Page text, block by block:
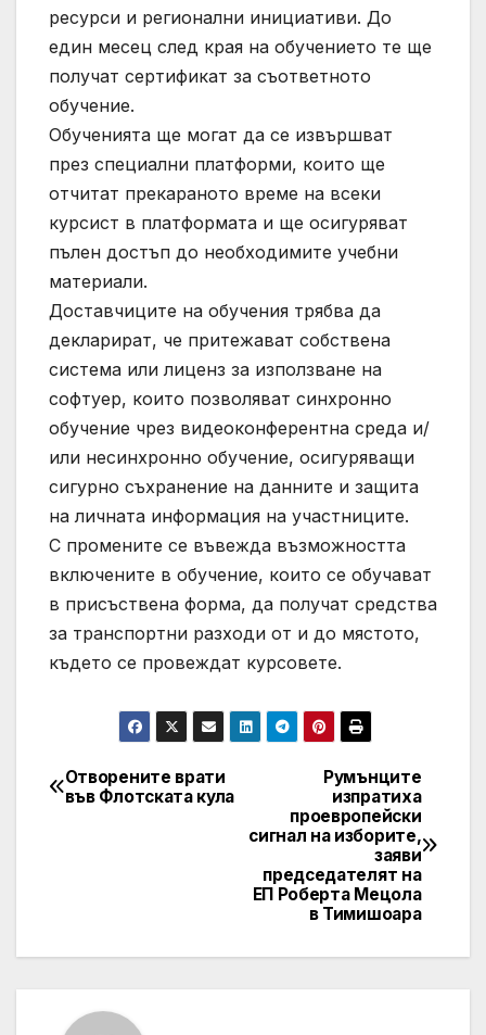
ресурси и регионални инициативи. До
един месец след края на обучението те ще
получат сертификат за съответното
обучение.
Обученията ще могат да се извършват
през специални платформи, които ще
отчитат прекараното време на всеки
курсист в платформата и ще осигуряват
пълен достъп до необходимите учебни
материали.
Доставчиците на обучения трябва да
декларират, че притежават собствена
система или лиценз за използване на
софтуер, които позволяват синхронно
обучение чрез видеоконферентна среда и/
или несинхронно обучение, осигуряващи
сигурно съхранение на данните и защита
на личната информация на участниците.
С промените се въвежда възможността
включените в обучение, които се обучават
в присъствена форма, да получат средства
за транспортни разходи от и до мястото,
където се провеждат курсовете.
Post
Румънците
изпратиха
проевропейски
сигнал на изборите,
заяви
председателят на
ЕП Роберта Мецола
в Тимишоара
Отворените врати
във Флотската кула